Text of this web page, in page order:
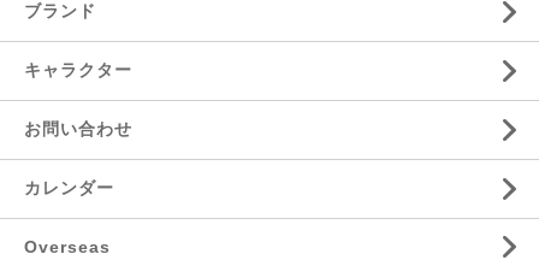
ブランド
キャラクター
お問い合わせ
カレンダー
Overseas